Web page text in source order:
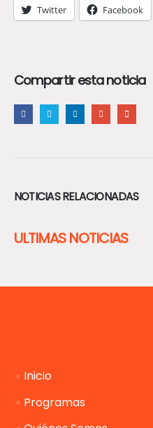
Twitter Facebook
Compartir esta noticia
NOTICIAS RELACIONADAS
ULTIMAS NOTICIAS
Inicio
Programas